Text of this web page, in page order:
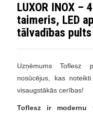
LUXOR INOX –
taimeris, LED
tālvadības pults
Uzņēmums Toflesz
nosūcējus, kas
visaugstākās cerības!
Toflesz ir modernu